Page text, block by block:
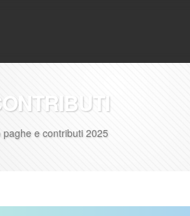
paghe e contributi 2025